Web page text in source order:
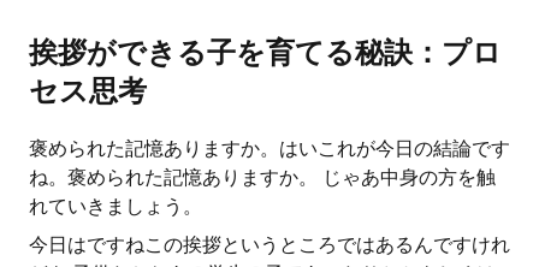
挨拶ができる子を育てる秘訣：プロ
セス思考
褒められた記憶ありますか。はいこれが今日の結論です
ね。褒められた記憶ありますか。 じゃあ中身の方を触
れていきましょう。
今日はですねこの挨拶というところではあるんですけれ